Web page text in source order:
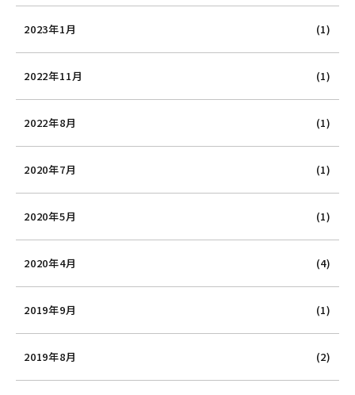
2023年1月 (1)
2022年11月 (1)
2022年8月 (1)
2020年7月 (1)
2020年5月 (1)
2020年4月 (4)
2019年9月 (1)
2019年8月 (2)